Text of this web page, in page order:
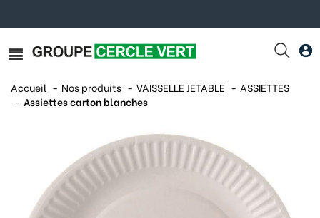
Accueil Nos produits VAISSELLE JETABLE
ASSIETTES
Assiettes carton blanches